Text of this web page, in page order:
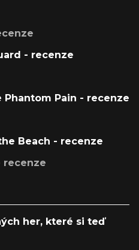
- recenze
Phantom Pain - recenze
Beach - recenze
recenze
her, které si teď